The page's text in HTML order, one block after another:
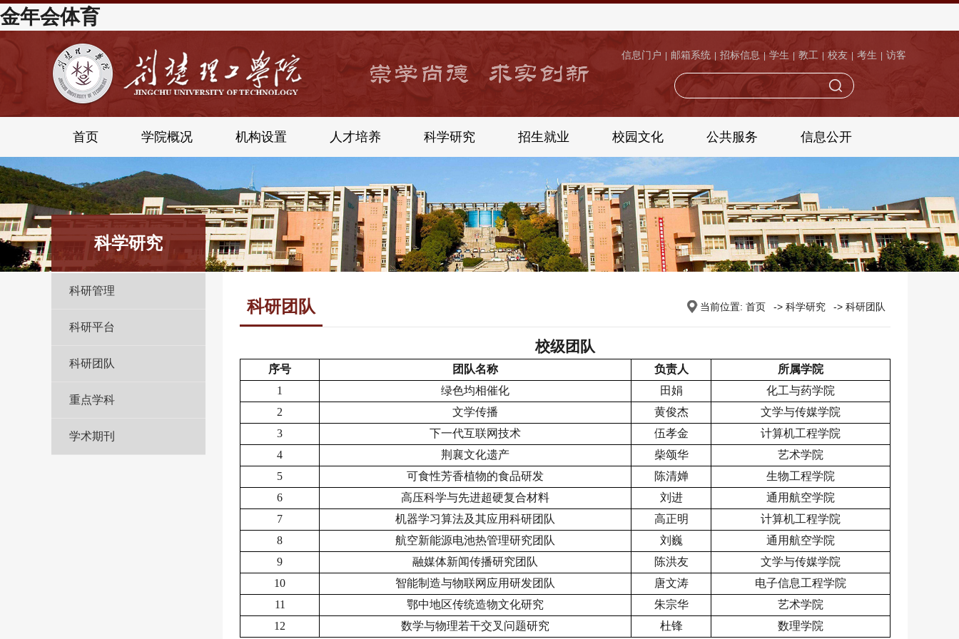
金年会体育
信息门户 | 邮箱系统 | 招标信息 | 学生 | 教工 | 校友 | 考生 | 访客
首页 学院概况 机构设置 人才培养 科学研究 招生就业 校园文化 公共服务 信息公开
科学研究
科研管理
科研平台
科研团队
重点学科
学术期刊
科研团队 当前位置: 首页 -> 科学研究 -> 科研团队
校级团队
序号 团队名称 负责人
所属学院
1
绿色均相催化 田娟
化工与药学院
2
文学传播 黄俊杰
文学与传媒学院
3
下一代互联网技术 伍孝金
计算机工程学院
4
荆襄文化遗产 柴颂华
艺术学院
5
可食性芳香植物的食品研发 陈清婵
生物工程学院
6
高压科学与先进超硬复合材料 刘进
通用航空学院
7
机器学习算法及其应用科研团队 高正明
计算机工程学院
8
航空新能源电池热管理研究团队 刘巍
通用航空学院
9
融媒体新闻传播研究团队 陈洪友
文学与传媒学院
10
智能制造与物联网应用研发团队 唐文涛
电子信息工程学院
11
鄂中地区传统造物文化研究 朱宗华
艺术学院
12
数学与物理若干交叉问题研究 杜锋 数理学院